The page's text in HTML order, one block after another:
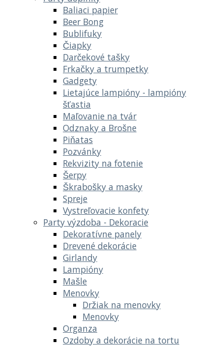
Baliaci papier
Beer Bong
Bublifuky
Čiapky
Darčekové tašky
Frkačky a trumpetky
Gadgety
Lietajúce lampióny - lampióny
šťastia
Maľovanie na tvár
Odznaky a Brošne
Piňatas
Pozvánky
Rekvizity na fotenie
Šerpy
Škrabošky a masky
Spreje
Vystreľovacie konfety
Party výzdoba - Dekoracie
Dekoratívne panely
Drevené dekorácie
Girlandy
Lampióny
Mašle
Menovky
Držiak na menovky
Menovky
Organza
Ozdoby a dekorácie na tortu